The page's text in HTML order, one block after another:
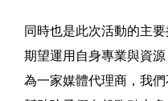
同時也是此次活動的主
期望運用自身專業與資
為一家媒體代理商，我